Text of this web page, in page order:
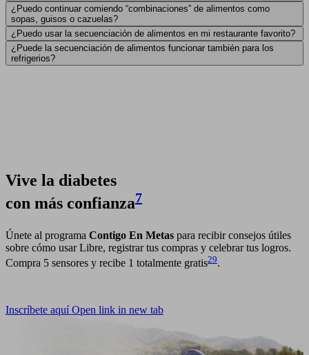
¿Puedo continuar comiendo “combinaciones” de alimentos como
sopas, guisos o cazuelas?
¿Puedo usar la secuenciación de alimentos en mi restaurante favorito?
¿Puede la secuenciación de alimentos funcionar también para los
refrigerios?
Vive la diabetes
con más confianza7
Únete al programa Contigo En Metas para recibir consejos útiles
sobre cómo usar Libre, registrar tus compras y celebrar tus logros.
Compra 5 sensores y recibe 1 totalmente gratis29.
Inscríbete aquí Open link in new tab